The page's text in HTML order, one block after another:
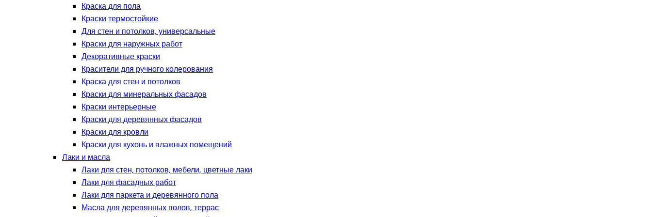
Краска для пола
Краски термостойкие
Для стен и потолков, универсальные
Краски для наружных работ
Декоративные краски
Красители для ручного колерования
Краска для стен и потолков
Краски для минеральных фасадов
Краски интерьерные
Краски для деревянных фасадов
Краски для кровли
Краски для кухонь и влажных помещений
Лаки и масла
Лаки для стен, потолков, мебели, цветные лаки
Лаки для фасадных работ
Лаки для паркета и деревянного пола
Масла для деревянных полов, террас